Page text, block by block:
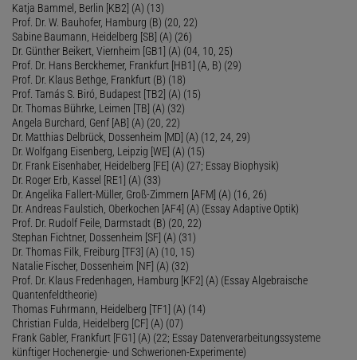
Katja Bammel, Berlin [KB2] (A) (13)
Prof. Dr. W. Bauhofer, Hamburg (B) (20, 22)
Sabine Baumann, Heidelberg [SB] (A) (26)
Dr. Günther Beikert, Viernheim [GB1] (A) (04, 10, 25)
Prof. Dr. Hans Berckhemer, Frankfurt [HB1] (A, B) (29)
Prof. Dr. Klaus Bethge, Frankfurt (B) (18)
Prof. Tamás S. Biró, Budapest [TB2] (A) (15)
Dr. Thomas Bührke, Leimen [TB] (A) (32)
Angela Burchard, Genf [AB] (A) (20, 22)
Dr. Matthias Delbrück, Dossenheim [MD] (A) (12, 24, 29)
Dr. Wolfgang Eisenberg, Leipzig [WE] (A) (15)
Dr. Frank Eisenhaber, Heidelberg [FE] (A) (27; Essay Biophysik)
Dr. Roger Erb, Kassel [RE1] (A) (33)
Dr. Angelika Fallert-Müller, Groß-Zimmern [AFM] (A) (16, 26)
Dr. Andreas Faulstich, Oberkochen [AF4] (A) (Essay Adaptive Optik)
Prof. Dr. Rudolf Feile, Darmstadt (B) (20, 22)
Stephan Fichtner, Dossenheim [SF] (A) (31)
Dr. Thomas Filk, Freiburg [TF3] (A) (10, 15)
Natalie Fischer, Dossenheim [NF] (A) (32)
Prof. Dr. Klaus Fredenhagen, Hamburg [KF2] (A) (Essay Algebraische
Quantenfeldtheorie)
Thomas Fuhrmann, Heidelberg [TF1] (A) (14)
Christian Fulda, Heidelberg [CF] (A) (07)
Frank Gabler, Frankfurt [FG1] (A) (22; Essay Datenverarbeitungssysteme
künftiger Hochenergie- und Schwerionen-Experimente)